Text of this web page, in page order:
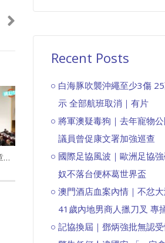
(港聞)十三五設港澳專章 林鄭:中央對港重視
Recent Posts
白海豚吹襲沖繩至少3傷
示 全部航班取消｜有片
將軍澳疑毒狗｜去年寵物
議員曾促康文署加強巡查
國際足協風波｜歐洲足協
奴不落台便杯葛世界盃
澳門酒店血案內情｜不忿
41歲內地男商人擸刀叉 專
記協換屆｜鄧炳強批無認